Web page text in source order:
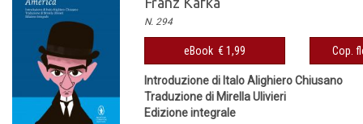
N. 294
eBook € 1,99 Cop.
Introduzione di Italo Alighiero Chiusano
Traduzione di Mirella Ulivieri
Edizione integrale